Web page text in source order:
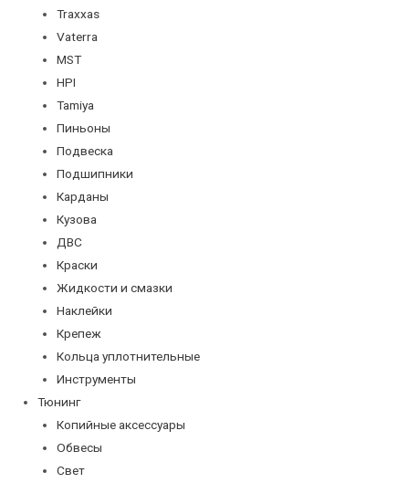
Traxxas
Vaterra
MST
HPI
Tamiya
Пиньоны
Подвеска
Подшипники
Карданы
Кузова
ДВС
Краски
Жидкости и смазки
Наклейки
Крепеж
Кольца уплотнительные
Инструменты
Тюнинг
Копийные аксессуары
Обвесы
Свет